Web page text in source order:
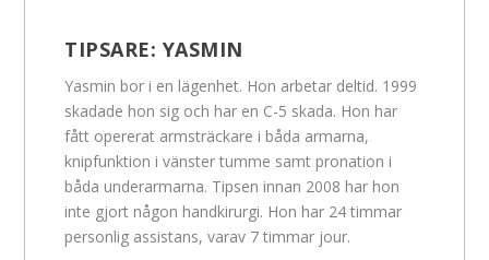
TIPSARE: YASMIN
Yasmin bor i en lägenhet. Hon arbetar deltid. 1999
skadade hon sig och har en C-5 skada. Hon har
fått opererat armsträckare i båda armarna,
knipfunktion i vänster tumme samt pronation i
båda underarmarna. Tipsen innan 2008 har hon
inte gjort någon handkirurgi. Hon har 24 timmar
personlig assistans, varav 7 timmar jour.